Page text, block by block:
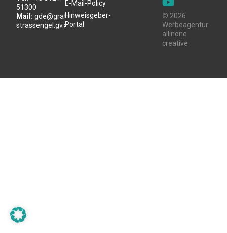
51300
Mail: gde@gratwein-
strassengel.gv.at
E-Mail-Policy
Hinweisgeber-
Portal
© 2026
Werbeagentur
allinone
creative